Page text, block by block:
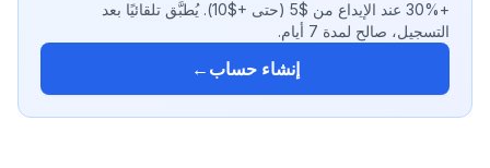
+30% عند الإيداع من $5 (حتى +$10). يُطبَّق تلقائيًا بعد
التسجيل، صالح لمدة 7 أيام.
إنشاء حساب ←